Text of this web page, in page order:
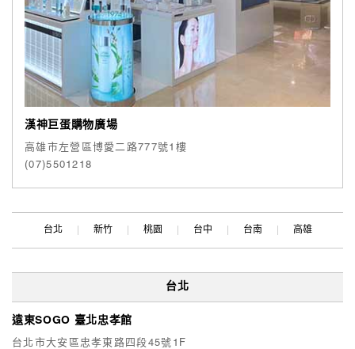
漢神巨蛋購物廣場
高雄市左營區博愛二路777號1樓
(07)5501218
台北 新竹 桃園 台中 台南 高雄
台北
遠東SOGO 臺北忠孝館
台北市大安區忠孝東路四段45號1F